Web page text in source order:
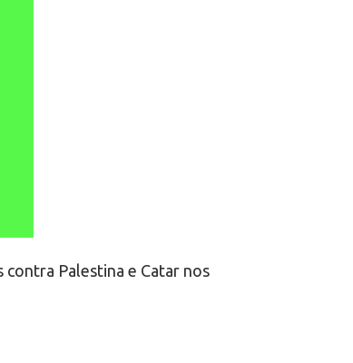
Palestina e Catar nos